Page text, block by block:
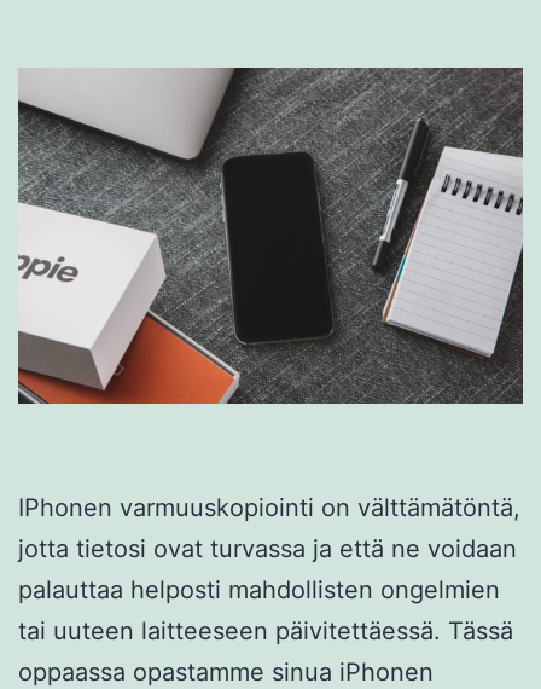
IPhonen varmuuskopiointi on välttämätöntä,
jotta tietosi ovat turvassa ja että ne voidaan
palauttaa helposti mahdollisten ongelmien
tai uuteen laitteeseen päivitettäessä. Tässä
oppaassa opastamme sinua iPhonen